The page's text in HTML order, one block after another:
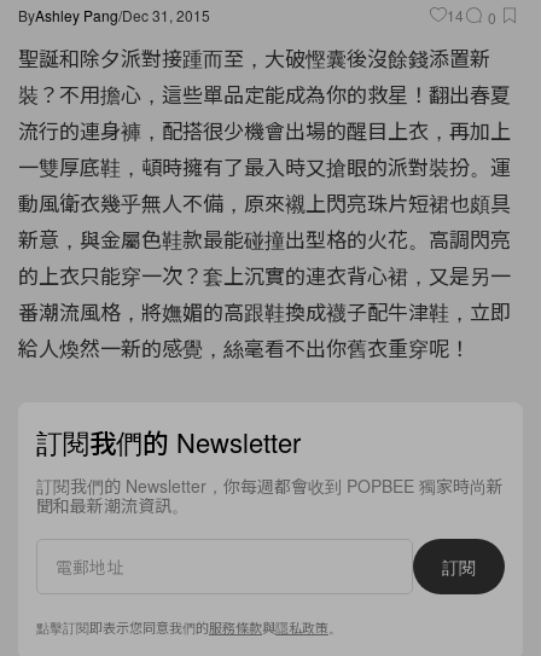
ByAshley Pang/Dec 31, 2015 14 0
聖誕和除夕派對接踵而至，大破慳囊後沒餘錢添置新
裝？不用擔心，這些單品定能成為你的救星！翻出春夏
流行的連身褲，配搭很少機會出場的醒目上衣，再加上
一雙厚底鞋，頓時擁有了最入時又搶眼的派對裝扮。運
動風衛衣幾乎無人不備，原來襯上閃亮珠片短裙也頗具
新意，與金屬色鞋款最能碰撞出型格的火花。高調閃亮
的上衣只能穿一次？套上沉實的連衣背心裙，又是另一
番潮流風格，將嫵媚的高跟鞋換成襪子配牛津鞋，立即
給人煥然一新的感覺，絲毫看不出你舊衣重穿呢！
訂閱我們的 Newsletter
訂閱我們的 Newsletter，你每週都會收到 POPBEE 獨家時尚新
聞和最新潮流資訊。
訂閱
點擊訂閱即表示您同意我們的服務條款與隱私政策